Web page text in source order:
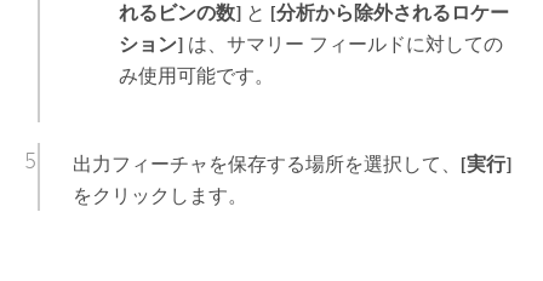
れるビンの数] と [分析から除外されるロケー
ション] は、サマリー フィールドに対しての
み使用可能です。
出力フィーチャを保存する場所を選択して、 [実行]
をクリックします。